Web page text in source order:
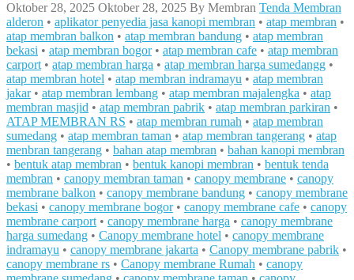
Oktober 28, 2025 Oktober 28, 2025 By Membran Tenda Membran
alderon • aplikator penyedia jasa kanopi membran • atap membran •
atap membran balkon • atap membran bandung • atap membran
bekasi • atap membran bogor• atap membran cafe • atap membran
carport • atap membran harga • atap membran harga sumedangg •
atap membran hotel • atap membran indramayu • atap membran
jakar• atap membran lembang • atap membran majalengka • atap
membran masjid • atap membran pabrik • atap membran parkiran •
ATAP MEMBRAN RS • atap membran rumah • atap membran
sumedang • atap membran taman • atap membran tangerang • atap
menbran tangerang • bahan atap membran • bahan kanopi membran
• bentuk atap membran • bentuk kanopi membran • bentuk tenda
membran • canopy membran taman • canopy membrane • canopy
membrane balkon • canopy membrane bandung • canopy membrane
bekasi • canopy membrane bogor• canopy membrane cafe • canopy
membrane carport • canopy membrane harga • canopy membrane
harga sumedang • Canopy membrane hotel • canopy membrane
indramayu • canopy membrane jakarta • Canopy membrane pabrik •
canopy membrane rs • Canopy membrane Rumah • canopy